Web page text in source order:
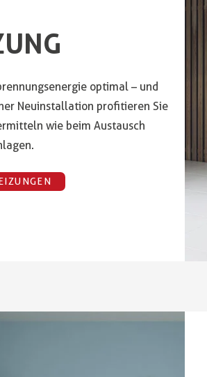
optimal – und
Neuinstallation profitieren Sie
wie beim Austausch